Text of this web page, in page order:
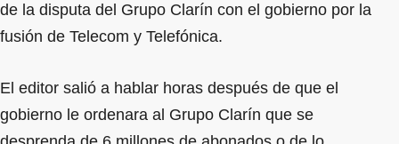
de la disputa del Grupo Clarín con el gobierno por la
fusión de Telecom y Telefónica.
El editor salió a hablar horas después de que el
gobierno le ordenara al Grupo Clarín que se